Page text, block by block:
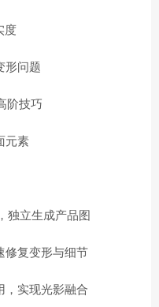
度
形问题
阶技巧
元素
独立生成产品图
修复变形与细节
，实现光影融合